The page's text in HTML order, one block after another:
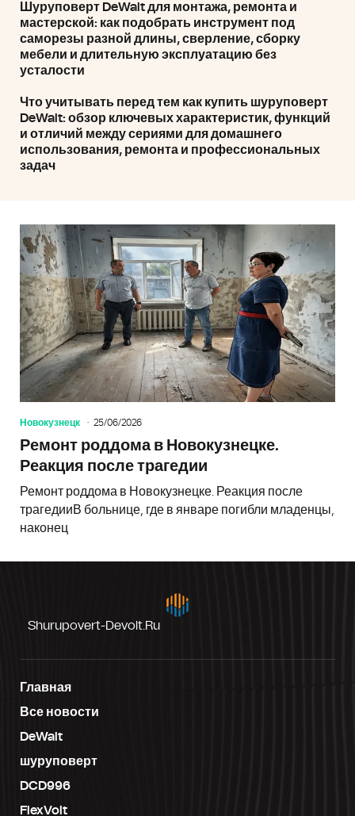
Шуруповерт DeWalt для монтажа, ремонта и
мастерской: как подобрать инструмент под
саморезы разной длины, сверление, сборку
мебели и длительную эксплуатацию без
усталости
Что учитывать перед тем как купить шуруповерт
DeWalt: обзор ключевых характеристик, функций
и отличий между сериями для домашнего
использования, ремонта и профессиональных
задач
Новокузнецк 25/06/2026
Ремонт роддома в Новокузнецке.
Реакция после трагедии
Ремонт роддома в Новокузнецке. Реакция после
трагедииВ больнице, где в январе погибли младенцы,
наконец
Shurupovert-Devolt.ru
Главная
Все новости
DeWalt
шуруповерт
DCD996
FlexVolt